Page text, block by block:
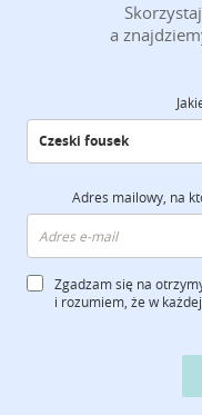
a
Adres mailowy, na
Zgadzam się na
i rozumiem, że w